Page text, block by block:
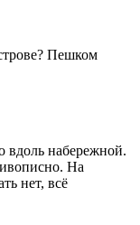
Пешком
вдоль набережной.
На
нет, всё